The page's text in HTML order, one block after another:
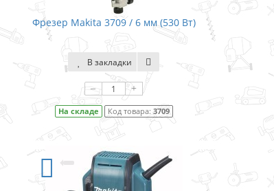
Фрезер Makita 3709 / 6 мм (530 Вт)
В закладки
– +
На складе Код товара:3709